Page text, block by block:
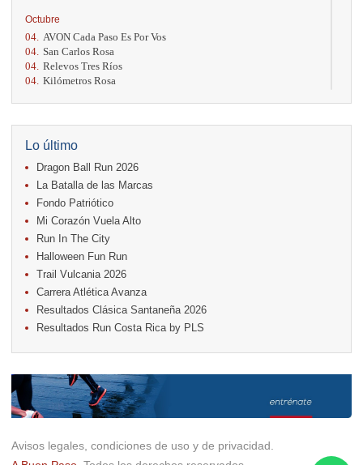
Octubre
04. AVON Cada Paso Es Por Vos
04. San Carlos Rosa
04. Relevos Tres Ríos
04. Kilómetros Rosa
18. Casa Turire Trail Run
18.
Warriors Run Circuit
18. Samsung Jacó Beach Half Marathon 2026
25. KRun by Under Armour
25. Run Alajuela
31.
Halloween Fun Run
Noviembre
08. Lindora Run
15. Entre Pan y Rosas
Diciembre
06. Trail Vulcania 2026
12. Media Maratón Puntarenas 2026
Lo último
Dragon Ball Run 2026
La Batalla de las Marcas
Fondo Patriótico
Mi Corazón Vuela Alto
Run In The City
Halloween Fun Run
Trail Vulcania 2026
Carrera Atlética Avanza
Resultados Clásica Santaneña 2026
Resultados Run Costa Rica by PLS
Avisos legales, condiciones de uso y de privacidad.